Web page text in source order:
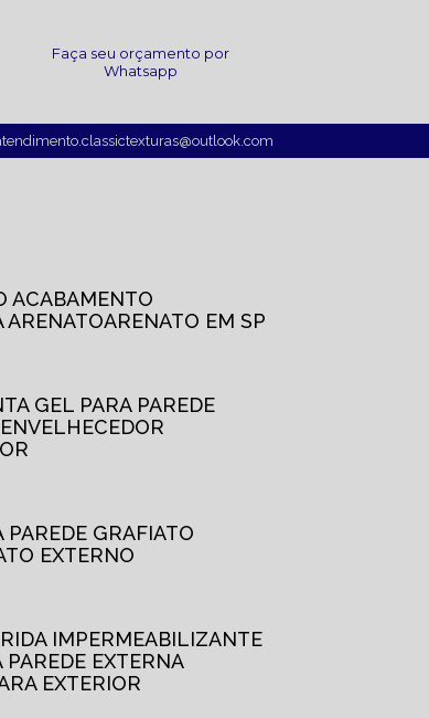
Faça seu orçamento por
Whatsapp
ACABAMENTO
ARENATO
ARENATO EM SP
GEL PARA PAREDE
PAREDE GRAFIATO
EXTERNO
IMPERMEABILIZANTE
PAREDE EXTERNA
EXTERIOR